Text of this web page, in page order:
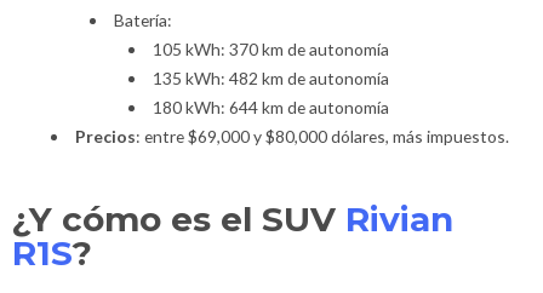
Batería:
105 kWh: 370 km de autonomía
135 kWh: 482 km de autonomía
180 kWh: 644 km de autonomía
Precios: entre $69,000 y $80,000 dólares, más impuestos.
¿Y cómo es el SUV Rivian
R1S?